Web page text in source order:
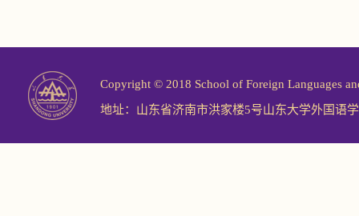
Copyright © 2018 School of Foreign Languages
地址：山东省济南市洪家楼5号山东大学外国语